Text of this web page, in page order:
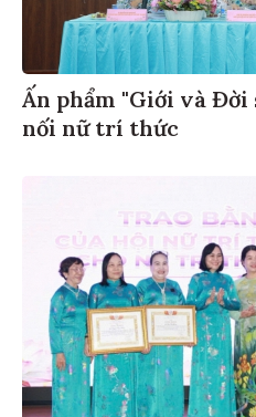
Ấn phẩm "Giới và
nối nữ trí thức